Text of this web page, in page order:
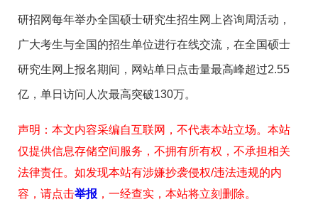
研招网每年举办全国硕士研究生招生网上咨询周活动，
广大考生与全国的招生单位进行在线交流，在全国硕士
研究生网上报名期间，网站单日点击量最高峰超过2.55
亿，单日访问人次最高突破130万。
声明：本文内容采编自互联网，不代表本站立场。本站
仅提供信息存储空间服务，不拥有所有权，不承担相关
法律责任。如发现本站有涉嫌抄袭侵权/违法违规的内
容，请点击举报 ，一经查实，本站将立刻删除。